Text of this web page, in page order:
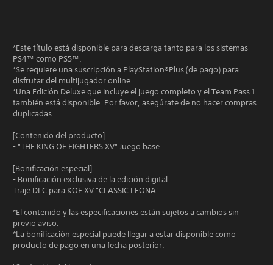
*Este título está disponible para descarga tanto para los sistemas
PS4™ como PS5™.
*Se requiere una suscripción a PlayStation®Plus (de pago) para
disfrutar del multijugador online.
*Una Edición Deluxe que incluye el juego completo y el Team Pass 1
también está disponible. Por favor, asegúrate de no hacer compras
duplicadas.
[Contenido del producto]
- "THE KING OF FIGHTERS XV" Juego base
[Bonificación especial]
- Bonificación exclusiva de la edición digital
Traje DLC para KOF XV "CLASSIC LEONA"
*El contenido y las especificaciones están sujetos a cambios sin
previo aviso.
*La bonificación especial puede llegar a estar disponible como
producto de pago en una fecha posterior.